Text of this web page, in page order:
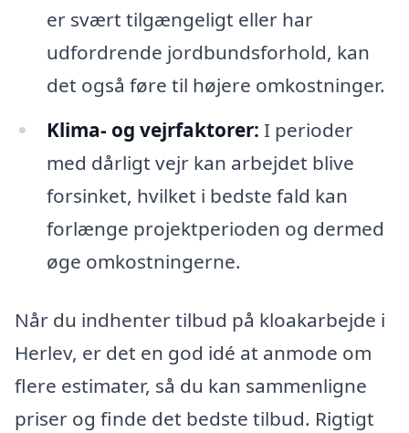
er svært tilgængeligt eller har
udfordrende jordbundsforhold, kan
det også føre til højere omkostninger.
Klima- og vejrfaktorer: I perioder
med dårligt vejr kan arbejdet blive
forsinket, hvilket i bedste fald kan
forlænge projektperioden og dermed
øge omkostningerne.
Når du indhenter tilbud på kloakarbejde i
Herlev, er det en god idé at anmode om
flere estimater, så du kan sammenligne
priser og finde det bedste tilbud. Rigtigt